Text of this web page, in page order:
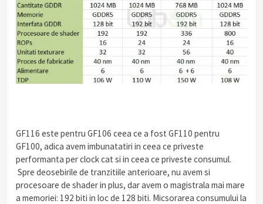
GF116 este pentru GF106 ceea ce a fost GF110 pentru
GF100, adica avem imbunatatiri in ceea ce priveste
performanta per clock cat si in ceea ce priveste consumul.
Spre deosebirile de tranzitiile anterioare, nu avem si
procesoare de shader in plus, dar avem o magistrala mai mare
a memoriei: 192 biti in loc de 128 biti. Micsorarea consumului la